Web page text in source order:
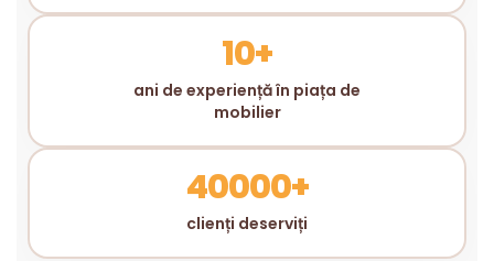
10+
ani de experiență în piața de
mobilier
40000+
clienți deserviți